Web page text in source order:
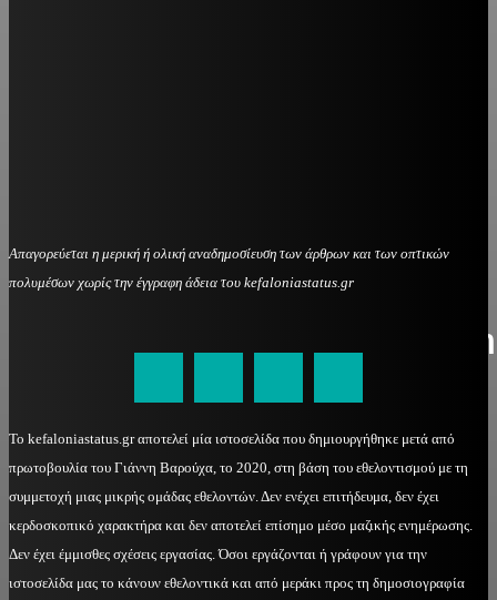
Απαγορεύεται η μερική ή ολική αναδημοσίευση των άρθρων και των οπτικών
πολυμέσων χωρίς την έγγραφη άδεια του kefaloniastatus.gr
kefaloniastatus@gmail.com
Το kefaloniastatus.gr αποτελεί μία ιστοσελίδα που δημιουργήθηκε μετά από
πρωτοβουλία του Γιάννη Βαρούχα, το 2020, στη βάση του εθελοντισμού με τη
συμμετοχή μιας μικρής ομάδας εθελοντών. Δεν ενέχει επιτήδευμα, δεν έχει
κερδοσκοπικό χαρακτήρα και δεν αποτελεί επίσημο μέσο μαζικής ενημέρωσης.
Δεν έχει έμμισθες σχέσεις εργασίας. Όσοι εργάζονται ή γράφουν για την
ιστοσελίδα μας το κάνουν εθελοντικά και από μεράκι προς τη δημοσιογραφία